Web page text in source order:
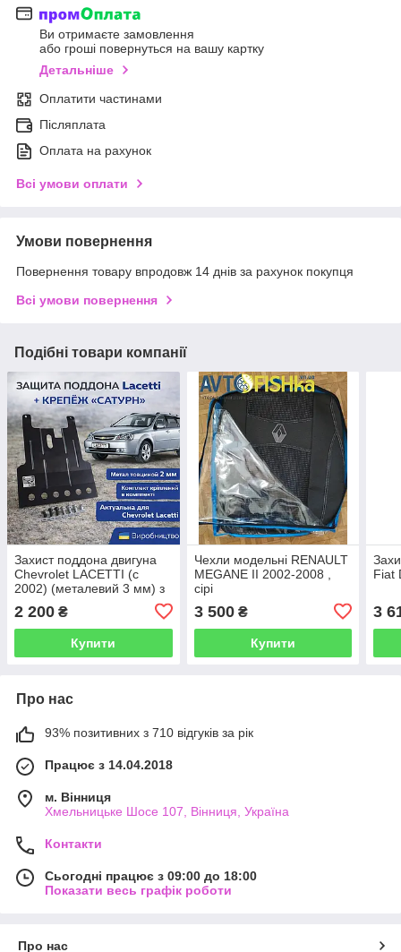
Ви отримаєте замовлення
або гроші повернуться на вашу картку
Детальніше
Оплатити частинами
Післяплата
Оплата на рахунок
Всі умови оплати
Умови повернення
Повернення товару впродовж 14 днів за рахунок покупця
Всі умови повернення
Подібні товари компанії
Захист поддона двигуна
Chevrolet LACETTI (с
2002) (металевий 3 мм) з
2 200 ₴
Купити
Чехли модельні RENAULT
MEGANE II 2002-2008 ,
сірі
3 500₴
Купити
Fiat
3
Про нас
93% позитивних з 710 відгуків за рік
Працює з 14.04.2018
м. Вінниця
Хмельницьке Шосе 107, Вінниця, Україна
Контакти
Сьогодні працює з 09:00 до 18:00
Показати весь графік роботи
Про нас